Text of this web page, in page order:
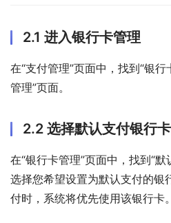
2.1 进入银行卡管理
在“支付管理”页面中，找到“银
管理”页面。
2.2 选择默认支付银行卡
在“银行卡管理”页面中，找到“
选择您希望设置为默认支付的银
付时，系统将优先使用该银行卡。